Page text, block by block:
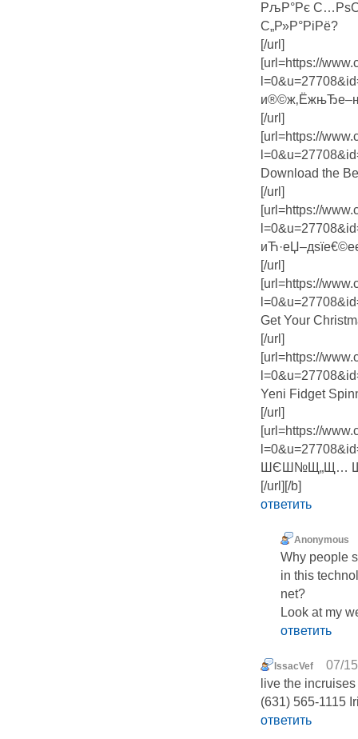
РљР°Рє
С„Р»Р°РіРё?
[/url]
[url=https://
[/url]
[url=https://
Download the
[/url]
[url=https://
[/url]
[url=https://
Get Your
[/url]
[url=https://
Yeni Fidget
[/url]
[url=https://
ШЄШ№Щ„Щ…
[/url][/b]
ответить
Anonymous
Why people
in this
net?
Look at my
ответить
IssacVef
07/
live the
(631) 565-1115
ответить